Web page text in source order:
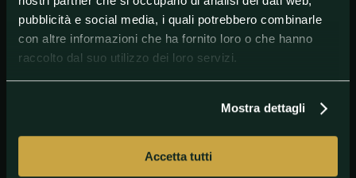
pubblicità e social media, i quali potrebbero combinarle
con altre informazioni che ha fornito loro o che hanno
raccolto dal suo utilizzo dei loro servizi.
Mostra dettagli
Accetta tutti
ha ancora un anno di contratto con i bianconeri e
vorrebbe restare ma, davanti alla possibilità di non
essere più una prima scelta, potrebbe anche
guardarsi attorno. Piacerebbea tanti club di MLS.
#MaurizioSarri
#SerieA
#TopStory